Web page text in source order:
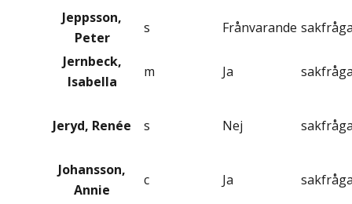
Jeppsson,
Peter
s Frånvarande
Jernbeck,
Isabella
m Ja
Jeryd, Renée s Nej
Johansson,
Annie
c Ja